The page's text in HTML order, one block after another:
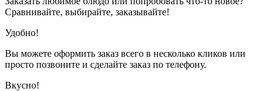
Сравнивайте, выбирайте, заказывайте!
Удобно!
Вы можете оформить заказ всего в несколько кликов или
просто позвоните и сделайте заказ по телефону.
Вкусно!